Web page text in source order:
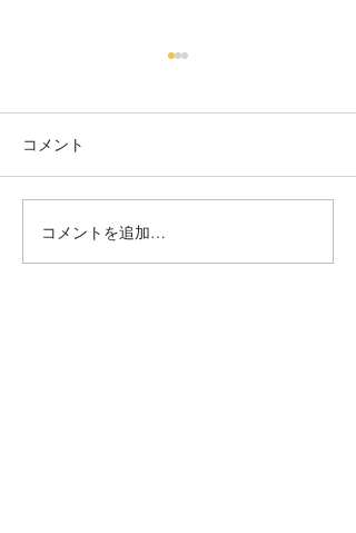
2026/5/17 表現と創造:天
命をかたちにする
コメント
コメントを追加…